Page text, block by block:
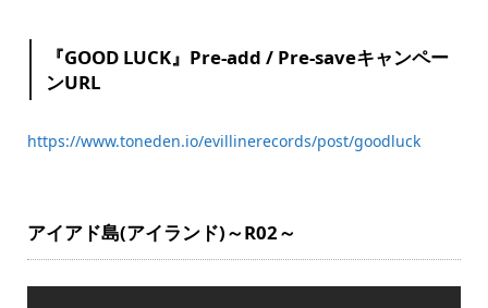
『GOOD LUCK』Pre-add / Pre-saveキャンペー
ンURL
https://www.toneden.io/evillinerecords/post/goodluck
アイアド島(アイランド)～R02～